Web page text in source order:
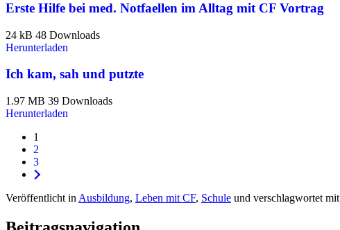
Erste Hilfe bei med. Notfaellen im Alltag mit CF Vortrag
24 kB 48 Downloads
Herunterladen
Ich kam, sah und putzte
1.97 MB 39 Downloads
Herunterladen
1
2
3
Veröffentlicht in Ausbildung, Leben mit CF, Schule und verschlagwortet mit